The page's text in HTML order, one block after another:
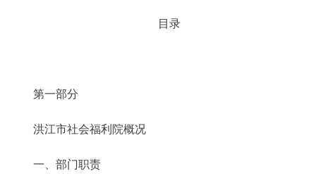
目录
第一部分
洪江市社会福利院概况
一、部门职责